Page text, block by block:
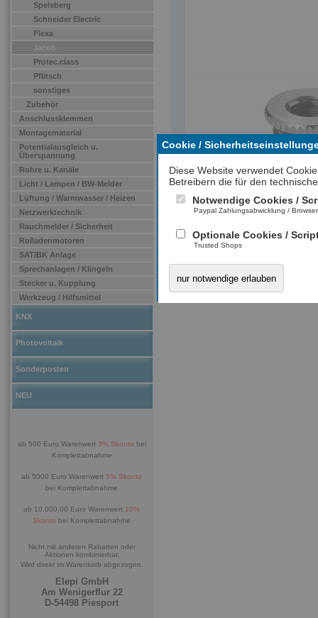
Cookie /
Diese Website verwendet
Betreibern die für den
Notwendige Cookies /
Paypal Zahlungsabwicklung /
Optionale Cookies /
Trusted Shops
nur notwendige erlauben
Spelsberg
Schneider Electric
Flexa
Jacob
Protec.class
Pflitsch
sonstiges
Zubehör
Anschlussklemmen
Montagematerial
Potentialausgleich u.
Überspannung
Rohre u. Kanäle
Licht / Lampen / BW-Melder
Lüftung / Warmwasser / Heizen
Netzwerktechnik
Rauchmelder / Sicherheit
Rolladenmotoren
SAT/BK Anlage
Sprechanlagen / Klingeln
Stecker u. Kupplung
Werkzeug / Hilfsmittel
KNX
Photovoltaik
Sonderposten
NEU
ab 500 Euro Warenwert 3% Skonto bei
Komplettabnahme
ab 5000 Euro Warenwert 5% Skonto
bei Komplettabnahme
ab 10.000,00 Euro Warenwert 10%
Skonto bei Komplettabnahme
Nicht mit anderen Rabatten oder
Aktionen kombinierbar.
Wird direkt im Warenkorb abgezogen.
Elepi GmbH
Am Wenigerflur 22
D-54498 Piesport